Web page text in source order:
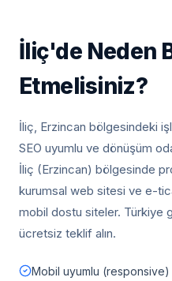
İliç'de Neden
Etmelisiniz?
İliç, Erzincan bölgesindeki
SEO uyumlu ve dönüşüm
İliç (Erzincan) bölgesinde
kurumsal web sitesi ve e-
mobil dostu siteler. Türkiye
ücretsiz teklif alın.
Mobil uyumlu (responsive)